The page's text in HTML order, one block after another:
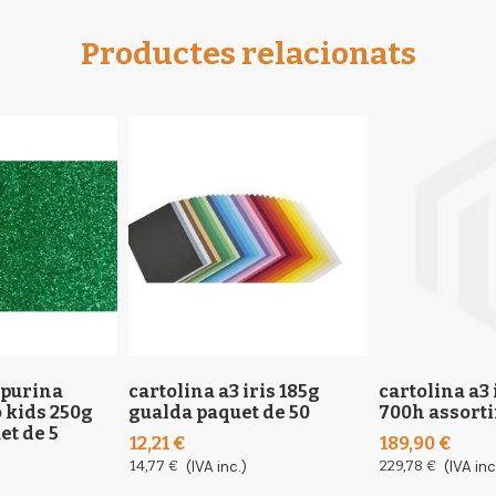
Productes relacionats
kids 250g
de 5
cartolina a3 iris 185g
gualda paquet de 50
12,21 €
14,77 € (IVA inc.)
cartolina a3
700h
189,90 €
229,78 € (IVA